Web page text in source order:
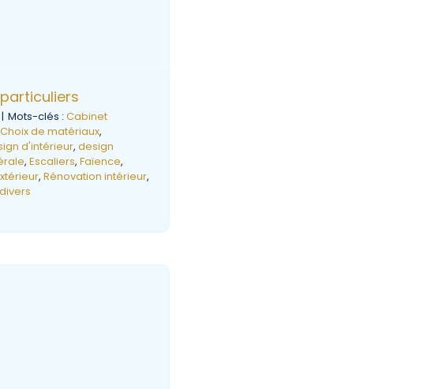
| Mots-clés : Cabinet
Choix de matériaux,
d'intérieur, design
, Escaliers, Faïence,
, Rénovation intérieur,